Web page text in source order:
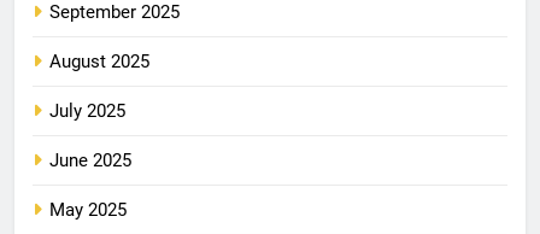
September 2025
August 2025
July 2025
June 2025
May 2025